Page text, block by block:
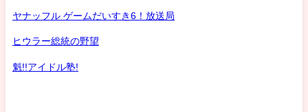
ヤナッフル ゲームだいすき6！放送局
ヒウラー総統の野望
魁!!アイドル塾!